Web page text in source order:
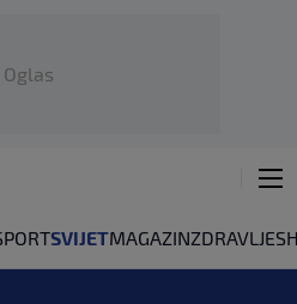
Oglas
SVIJETMAGAZINZDRAVLJE